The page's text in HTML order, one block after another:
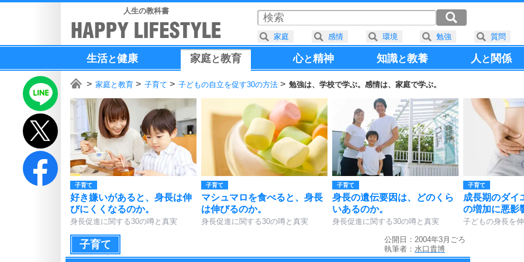
人生の教科書
生活と健康 家庭と教育 心と精神 知識と教養 人と 関係
家庭と教育 子育て 子どもの自立を促す30の方法 勉強は、学校で学ぶ。感情は、家庭で学ぶ。
子育て
好き嫌いがあると、身長は伸
びにくくなるのか。
身長促進に関する30の噂と真実
子育て
マシュマロを食べると、身長
は伸びるのか。
身長促進に関する30の噂と真実
子育て
身長の遺伝要因は、どのくら
いあるのか。
身長促進に関する30の噂と真実
子育て
成長期のダイ
の増加に悪影
子どもの身長を
子育て
公開日：2004年3月ごろ
執筆者： 水口貴博
家庭 感情 環境 勉強 質問